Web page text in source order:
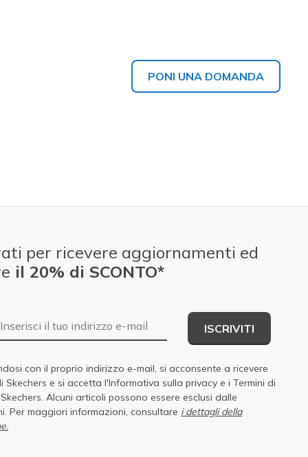
PONI UNA DOMANDA
per ricevere aggiornamenti ed
il 20% di SCONTO*
E-mail
ISCRIVITI
con il proprio indirizzo e-mail, si acconsente a ricevere
Skechers e si accetta l'Informativa sulla privacy e i Termini di
. Alcuni articoli possono essere esclusi dalle
Per maggiori informazioni, consultare i dettagli della